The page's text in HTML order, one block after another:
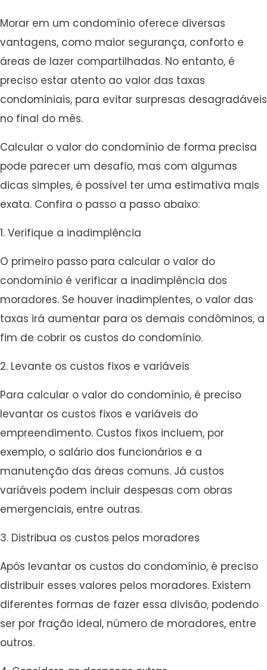
Morar em um condomínio oferece diversas
vantagens, como maior segurança, conforto e
áreas de lazer compartilhadas. No entanto, é
preciso estar atento ao valor das taxas
condominiais, para evitar surpresas desagradáveis
no final do mês.
Calcular o valor do condomínio de forma precisa
pode parecer um desafio, mas com algumas
dicas simples, é possível ter uma estimativa mais
exata. Confira o passo a passo abaixo:
1. Verifique a inadimplência
O primeiro passo para calcular o valor do
condomínio é verificar a inadimplência dos
moradores. Se houver inadimplentes, o valor das
taxas irá aumentar para os demais condôminos, a
fim de cobrir os custos do condomínio.
2. Levante os custos fixos e variáveis
Para calcular o valor do condomínio, é preciso
levantar os custos fixos e variáveis do
empreendimento. Custos fixos incluem, por
exemplo, o salário dos funcionários e a
manutenção das áreas comuns. Já custos
variáveis podem incluir despesas com obras
emergenciais, entre outras.
3. Distribua os custos pelos moradores
Após levantar os custos do condomínio, é preciso
distribuir esses valores pelos moradores. Existem
diferentes formas de fazer essa divisão, podendo
ser por fração ideal, número de moradores, entre
outros.